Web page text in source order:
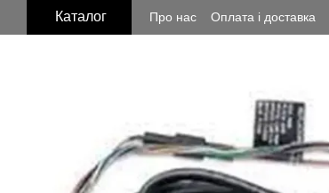
Каталог Про нас Оплата і доставка